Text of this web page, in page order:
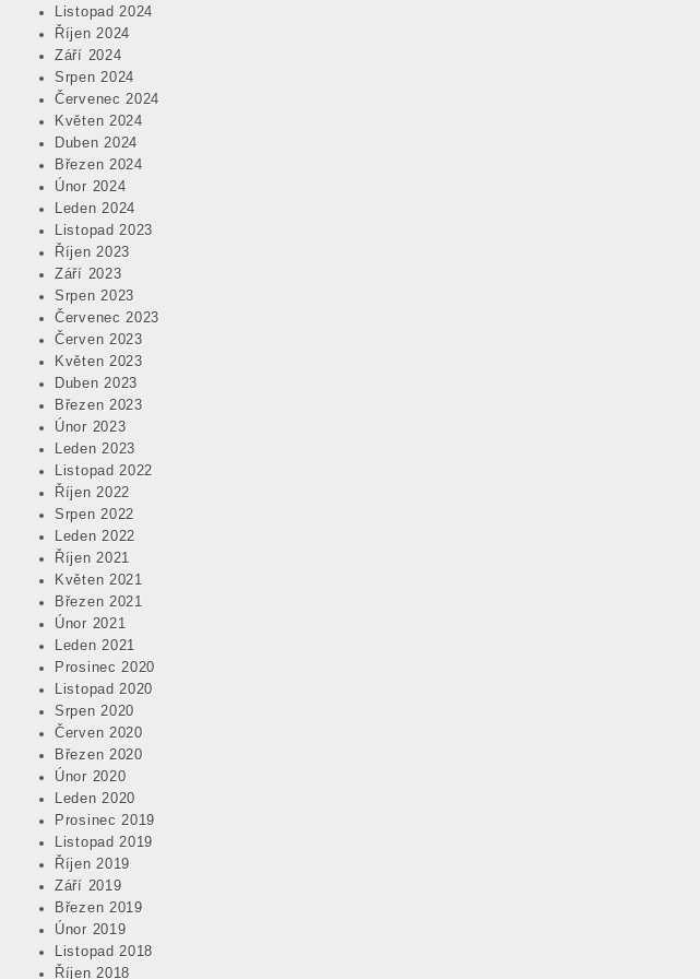
Listopad 2024
Říjen 2024
Září 2024
Srpen 2024
Červenec 2024
Květen 2024
Duben 2024
Březen 2024
Únor 2024
Leden 2024
Listopad 2023
Říjen 2023
Září 2023
Srpen 2023
Červenec 2023
Červen 2023
Květen 2023
Duben 2023
Březen 2023
Únor 2023
Leden 2023
Listopad 2022
Říjen 2022
Srpen 2022
Leden 2022
Říjen 2021
Květen 2021
Březen 2021
Únor 2021
Leden 2021
Prosinec 2020
Listopad 2020
Srpen 2020
Červen 2020
Březen 2020
Únor 2020
Leden 2020
Prosinec 2019
Listopad 2019
Říjen 2019
Září 2019
Březen 2019
Únor 2019
Listopad 2018
Říjen 2018